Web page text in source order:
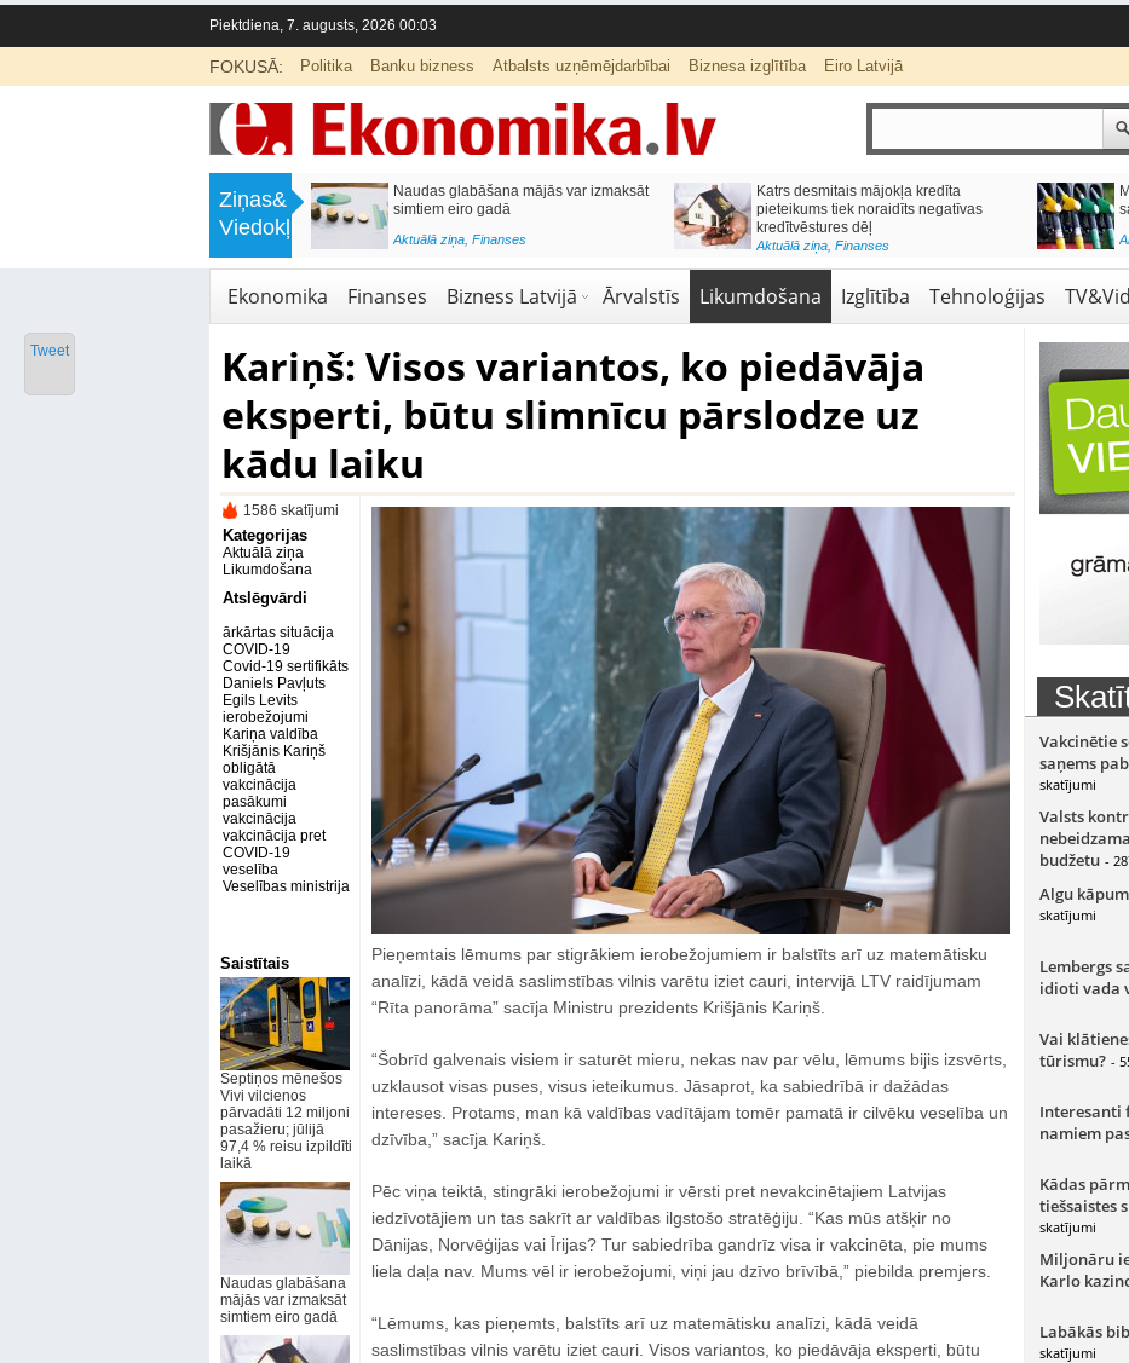
Piektdiena, 7. augusts, 2026 00:03
FOKUSĀ: Politika Banku bizness Atbalsts uzņēmējdarbībai Biznesa izglītība Eiro Latvijā
Ziņas&
Viedokļi
Septiņos mēnešos Vivi vilcienos
pārvadāti 12 miljoni pasažieru; jūlijā
Naudas glabāšana mājās var izmaksāt
simtiem eiro gadā
Aktuālā ziņa, Finanses
Katrs desmitais mājokļa kredīta
pieteikums tiek noraidīts negatīvas
kredītvēstures dēļ
Aktuālā ziņa, Finanses
Ekonomika Finanses Bizness Latvijā Ārvalstīs Likumdošana Izglītība Tehnoloģijas
Kariņš: Visos variantos, ko piedāvāja
eksperti, būtu slimnīcu pārslodze uz
kādu laiku
1586 skatījumi
Kategorijas
Aktuālā ziņa
Likumdošana
Atslēgvārdi
ārkārtas situācija
COVID-19
Covid-19 sertifikāts
Daniels Pavļuts
Egils Levits
ierobežojumi
Kariņa valdība
Krišjānis Kariņš
obligātā
vakcinācija
pasākumi
vakcinācija
vakcinācija pret
COVID-19
veselība
Veselības ministrija
Saistītais
Septiņos mēnešos
Vivi vilcienos
pārvadāti 12 miljoni
pasažieru; jūlijā
97,4 % reisu izpildīti
laikā
Naudas glabāšana
mājās var izmaksāt
simtiem eiro gadā
Pieņemtais lēmums par stigrākiem ierobežojumiem ir balstīts arī uz matemātisku
analīzi, kādā veidā saslimstības vilnis varētu iziet cauri, intervijā LTV raidījumam
“Rīta panorāma” sacīja Ministru prezidents Krišjānis Kariņš.
“Šobrīd galvenais visiem ir saturēt mieru, nekas nav par vēlu, lēmums bijis izsvērts,
uzklausot visas puses, visus ieteikumus. Jāsaprot, ka sabiedrībā ir dažādas
intereses. Protams, man kā valdības vadītājam tomēr pamatā ir cilvēku veselība un
dzīvība,” sacīja Kariņš.
Pēc viņa teiktā, stingrāki ierobežojumi ir vērsti pret nevakcinētajiem Latvijas
iedzīvotājiem un tas sakrīt ar valdības ilgstošo stratēģiju. “Kas mūs atšķir no
Dānijas, Norvēģijas vai Īrijas? Tur sabiedrība gandrīz visa ir vakcinēta, pie mums
liela daļa nav. Mums vēl ir ierobežojumi, viņi jau dzīvo brīvībā,” piebilda premjers.
“Lēmums, kas pieņemts, balstīts arī uz matemātisku analīzi, kādā veidā
saslimstības vilnis varētu iziet cauri. Visos variantos, ko piedāvāja eksperti, būtu
Vakcinētie
saņems
skatījumi
Valsts
budžetu -
Algu
skatījumi
Lembergs
idioti vada
Vai
tūrismu? -
Interesanti
namiem
Kādas
tiešsaistes
skatījumi
Miljonāru
Karlo
Labākās
skatījumi
Tweet